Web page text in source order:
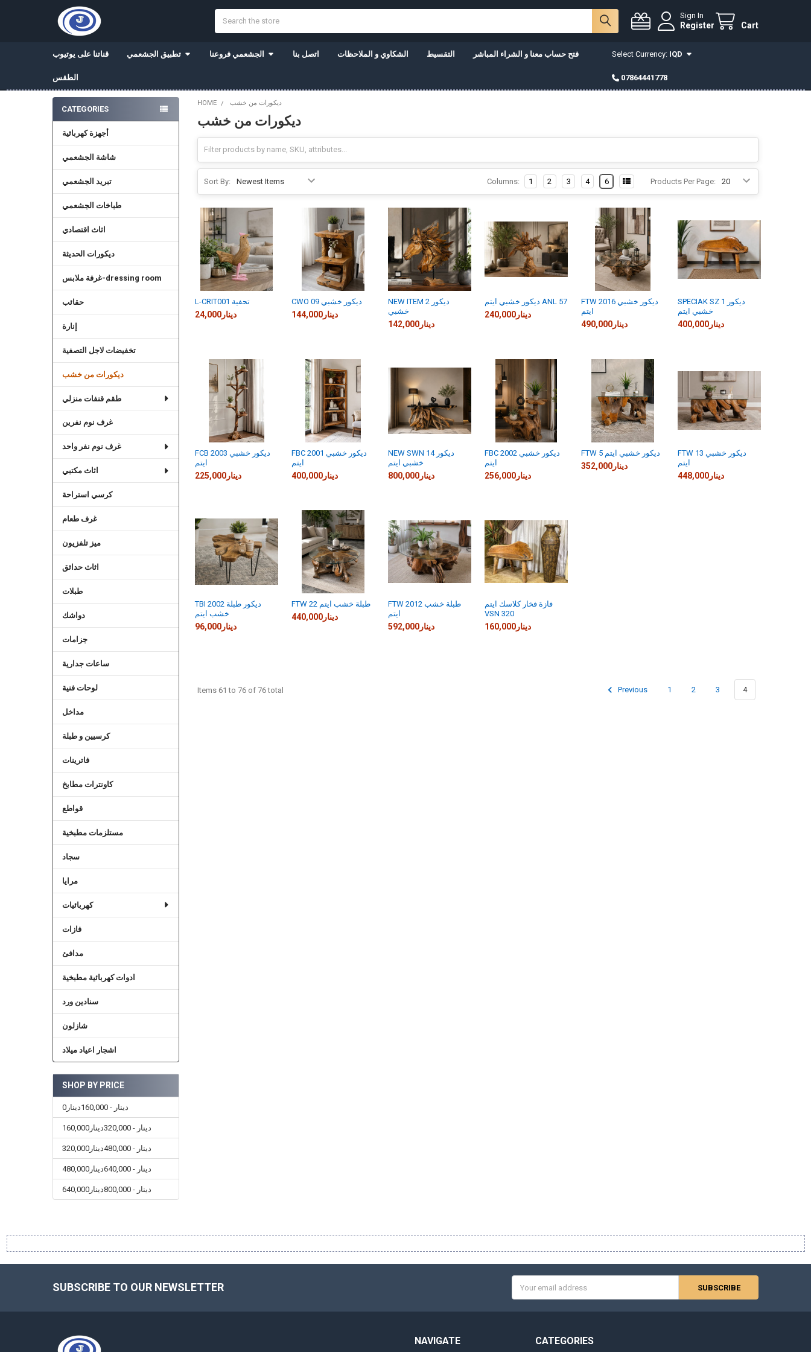
Sign In
Register Cart
قناتنا على يوتيوب تطبيق الجشعمي الجشعمي فروعنا اتصل بنا الشكاوي و الملاحظات التقسيط فتح حساب معنا و الشراء المباشر
الطقس
Select Currency: IQD
07864441778
Sidebar
CATEGORIES
أجهزة كهربائية
شاشة الجشعمي
تبريد الجشعمي
طباخات الجشعمي
اثاث اقتصادي
ديكورات الحديثة
غرفة ملابس-dressing room
حقائب
إنارة
تخفيضات لاجل التصفية
ديكورات من خشب
طقم قنفات منزلي
غرف نوم نفرين
غرف نوم نفر واحد
اثاث مكتبي
كرسي استراحة
غرف طعام
ميز تلفزيون
اثاث حدائق
طبلات
دواشك
جزامات
ساعات جدارية
لوحات فنية
مداخل
كرسيين و طبلة
فاترينات
كاونترات مطابخ
قواطع
مستلزمات مطبخية
سجاد
مرايا
كهربائيات
فازات
مدافئ
ادوات كهربائية مطبخية
سنادين ورد
شازلون
اشجار اعياد ميلاد
SHOP BY PRICE
0دينار - 160,000دينار
160,000دينار - 320,000دينار
320,000دينار - 480,000دينار
480,000دينار - 640,000دينار
640,000دينار - 800,000دينار
HOME ديكورات من خشب
ديكورات من خشب
Sort By: Products Per Page:
Columns: 1 2 3 4 6
L-CRIT001 تحفية
24,000دينار
CWO 09 ديكور خشبي
144,000دينار
NEW ITEM 2 ديكور
خشبي
142,000دينار
ديكور خشبي ايتم ANL 57
240,000دينار
FTW 2016 ديكور خشبي
ايتم
490,000دينار
SPECIAK SZ 1 ديكور
خشبي ايتم
400,000دينار
FCB 2003 ديكور خشبي
ايتم
225,000دينار
FBC 2001 ديكور خشبي
ايتم
400,000دينار
NEW SWN 14 ديكور
خشبي ايتم
800,000دينار
FBC 2002 ديكور خشبي
ايتم
256,000دينار
FTW 5 ديكور خشبي ايتم
352,000دينار
FTW 13 ديكور خشبي
ايتم
448,000دينار
TBI 2002 ديكور طبلة
خشب ايتم
96,000دينار
FTW 22 طبلة خشب ايتم
440,000دينار
FTW 2012 طبلة خشب
ايتم
592,000دينار
فازة فخار كلاسك ايتم
VSN 320
160,000دينار
Items 61 to 76 of 76 total Previous 1 2 3 4
SUBSCRIBE TO OUR NEWSLETTER
Address
NAVIGATE CATEGORIES